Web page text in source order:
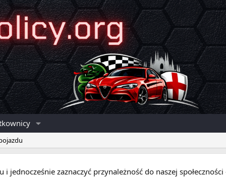
i jednocześnie zaznaczyć przynależność do naszej